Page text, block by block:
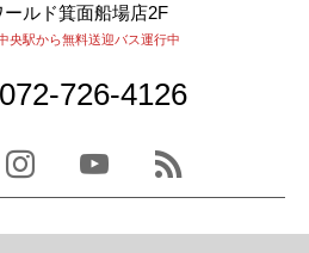
ールド箕面船場店2F
央駅から無料送迎バス運行中
726-4126